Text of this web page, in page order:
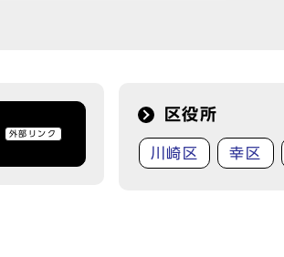
外部リンク
区役所
川崎区 幸区